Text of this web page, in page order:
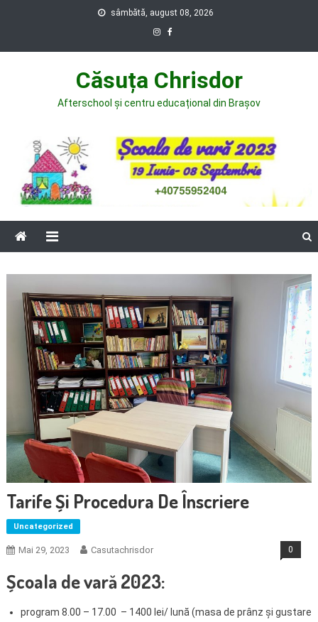
sâmbătă, august 08, 2026
Căsuța Chrisdor
Afterschool și centru educațional din Brașov
Tarife Și Procedura De Înscriere
Uncategorized
Mai 29, 2023 Casutachrisdor 0
Școala de vară 2023:
program 8.00 – 17.00 – 1400 lei/ lună (masa de prânz și gustare